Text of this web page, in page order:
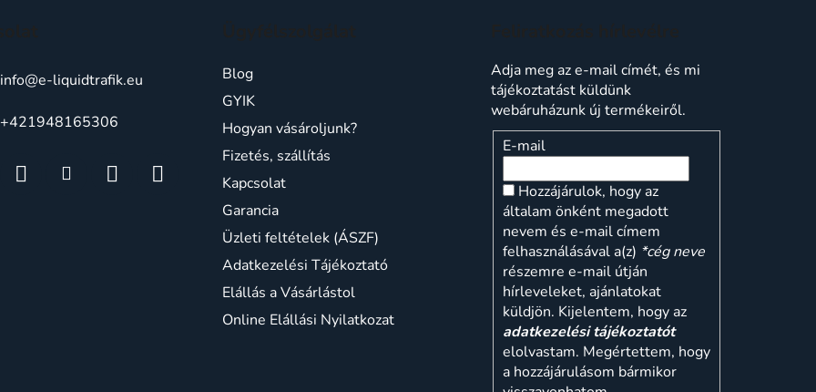
info@e-liquidtrafik.eu
+421948165306
Blog
GYIK
Hogyan vásároljunk?
Fizetés, szállítás
Kapcsolat
Garancia
Üzleti feltételek (ÁSZF)
Adatkezelési Tájékoztató
Elállás a Vásárlástol
Online Elállási Nyilatkozat
Adja meg az e-mail címét, és mi
tájékoztatást küldünk
webáruházunk új termékeiről.
E-mail
Hozzájárulok, hogy az
általam önként megadott
nevem és e-mail címem
felhasználásával a(z) *cég neve
részemre e-mail útján
hírleveleket, ajánlatokat
küldjön. Kijelentem, hogy az
adatkezelési tájékoztatót
elolvastam. Megértettem, hogy
a hozzájárulásom bármikor